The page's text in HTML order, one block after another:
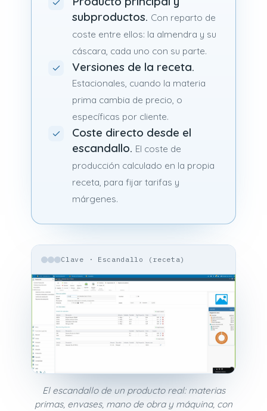
subproductos. Con reparto de
coste entre ellos: la almendra y su
cáscara, cada uno con su parte.
Versiones de la receta.
Estacionales, cuando la materia
prima cambia de precio, o
específicas por cliente.
Coste directo desde el
escandallo. El coste de
producción calculado en la propia
receta, para fijar tarifas y
márgenes.
Clave · Escandallo (receta)
El escandallo de un producto real: materias
primas, envases, mano de obra y máquina, con